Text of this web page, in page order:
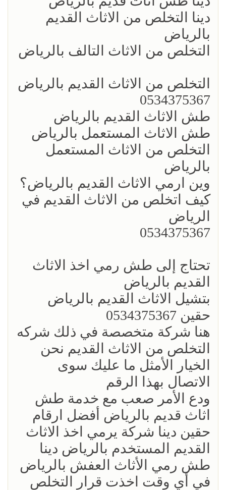
دينا التخلص من الاثاث القديم
بالرياض
التخلص من الاثاث التالف بالرياض
التخلص من الاثاث القديم بالرياض
0534375367
طش الاثاث القديم بالرياض
طش الاثاث المستعمل بالرياض
التخلص من الاثاث المستعمل
بالرياض
وين ارمي الاثاث القديم بالرياض؟
كيف اتخلص من الاثاث القديم في
الرياض
0534375367
تحتاج إلى طش رمي اخذ الاثاث
القديم بالرياض
بتشيل الاثاث القديم بالرياض
حقين 0534375367
هنا شركة متخصصة في ذلك شركه
التخلص من الاثاث القديم نحن
الخيار الأمثل ما عليك سوى
الاتصال بهذا الرقم
ودع الأمر صعب مع خدمة طش
اثاث قديم بالرياض أفضل ارقام
حقين دينا شركة يرمي اخذ الاثاث
القديم المستخدم بالرياض دينا
طش رمي الأثاث العفش بالرياض
في أي وقت اخذت قرار التخلص